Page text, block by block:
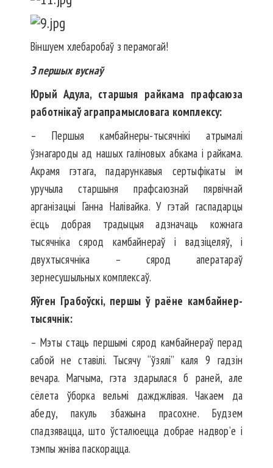
Віншуем хлебаробаў з перамогай!
З першых вуснаў
Юрый Адула, старшыя райкама прафсаюза
работнікаў аграпрамысловага комплексу:
– Першыя камбайнеры-тысячнікі атрымалі
ўзнагароды ад нашых галіновых абкама і райкама.
Акрамя гэтага, падарункавыя сертыфікаты ім
уручыла старшыня прафсаюзнай пярвічнай
арганізацыі Ганна Налівайка. У гэтай гаспадарцы
ёсць добрая традыцыя адзначаць кожнага
тысячніка сярод камбайнераў і вадзіцеляў, і
двухтысячніка – сярод аператараў
зернесушыльных комплексаў.
Яўген Грабоўскі, першы ў раёне камбайнер-
тысячнік:
– Мэты стаць першымі сярод камбайнераў перад
сабой не ставілі. Тысячу “ўзялі” каля 9 гадзін
вечара. Магчыма, гэта здарылася б раней, але
сёлета ўборка вельмі дажджлівая. Чакаем да
абеду, пакуль збажына прасохне. Будзем
спадзявацца, што ўсталюецца добрае надвор’е і
тэмпы жніва паскорацца.